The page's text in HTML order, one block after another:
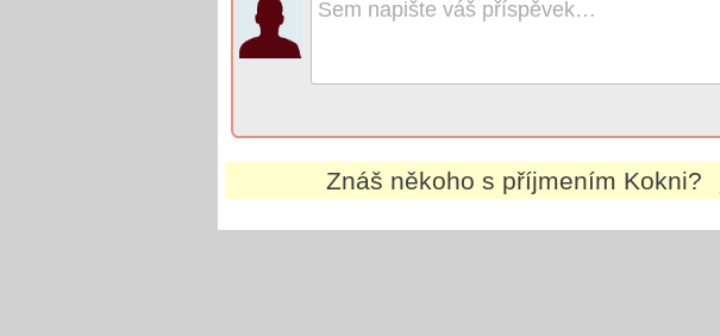
Znáš někoho s příjmením Kokni?